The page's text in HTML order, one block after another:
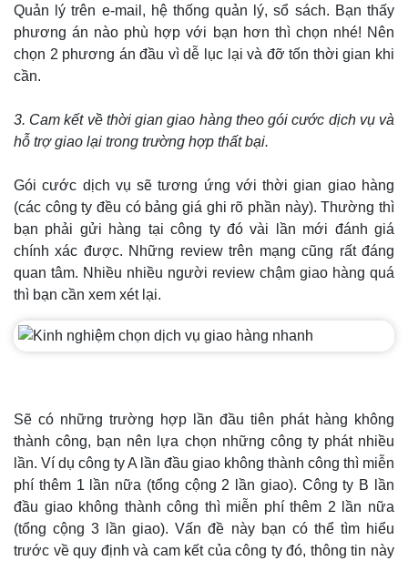
Quản lý trên e-mail, hệ thống quản lý, sổ sách. Bạn thấy
phương án nào phù hợp với bạn hơn thì chọn nhé! Nên
chọn 2 phương án đầu vì dễ lục lại và đỡ tốn thời gian khi
cần.
3. Cam kết về thời gian giao hàng theo gói cước dịch vụ và
hỗ trợ giao lại trong trường hợp thất bại.
Gói cước dịch vụ sẽ tương ứng với thời gian giao hàng
(các công ty đều có bảng giá ghi rõ phần này). Thường thì
bạn phải gửi hàng tại công ty đó vài lần mới đánh giá
chính xác được. Những review trên mạng cũng rất đáng
quan tâm. Nhiều nhiều người review chậm giao hàng quá
thì bạn cần xem xét lại.
Sẽ có những trường hợp lần đầu tiên phát hàng không
thành công, bạn nên lựa chọn những công ty phát nhiều
lần. Ví dụ công ty A lần đầu giao không thành công thì miễn
phí thêm 1 lần nữa (tổng cộng 2 lần giao). Công ty B lần
đầu giao không thành công thì miễn phí thêm 2 lần nữa
(tổng cộng 3 lần giao). Vấn đề này bạn có thể tìm hiểu
trước về quy định và cam kết của công ty đó, thông tin này